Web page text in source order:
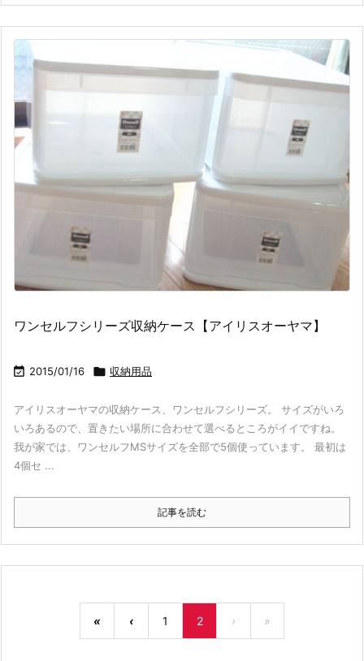
ワンセルフシリーズ収納ケース【アイリスオーヤマ】
 2015/01/16  収納用品
アイリスオーヤマの収納ケース、ワンセルフシリーズ。 サイズがいろ
いろあるので、置きたい場所に合わせて選べるところがイイですね。
我が家では、ワンセルフMSサイズを全部で5個使っています。 最初は
4個セ ...
記事を読む
« ‹ 1 2 › »